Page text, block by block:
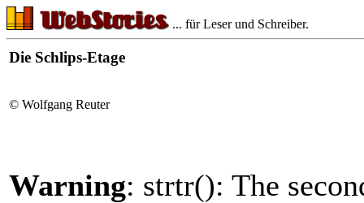
... für Leser und Schreiber.
Die Schlips-Etage
© Wolfgang Reuter
Warning: strtr(): The